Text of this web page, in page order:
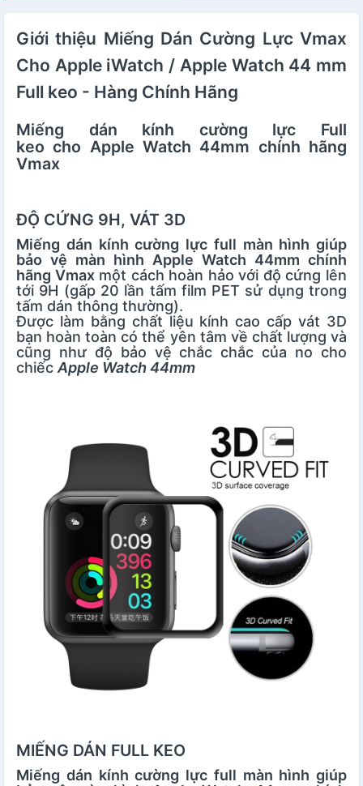
Giới thiệu Miếng Dán Cường Lực Vmax
Cho Apple iWatch / Apple Watch 44 mm
Full keo - Hàng Chính Hãng
Miếng dán kính cường lực Full
keo cho Apple Watch 44mm chính hãng
Vmax
ĐỘ CỨNG 9H, VÁT 3D
Miếng dán kính cường lực full màn hình giúp
bảo vệ màn hình Apple Watch 44mm chính
hãng Vmaxmột cách hoàn hảo với độ cứng lên
tới 9H (gấp 20 lần tấm film PET sử dụng trong
tấm dán thông thường).
Được làm bằng chất liệu kính cao cấp vát 3D
bạn hoàn toàn có thể yên tâm về chất lượng và
cũng như độ bảo vệ chắc chắc của no cho
chiếc Apple Watch 44mm
MIẾNG DÁN FULL KEO
Miếng dán kính cường lực full màn hình giúp